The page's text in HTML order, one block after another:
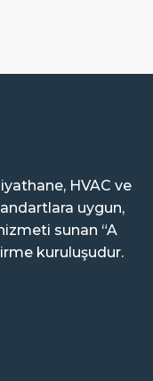
HVAC ve
uygun,
sunan “A
kuruluşudur.